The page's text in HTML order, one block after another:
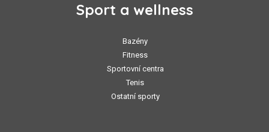
Sport a wellness
Bazény
Fitness
Sportovní centra
Tenis
Ostatní sporty